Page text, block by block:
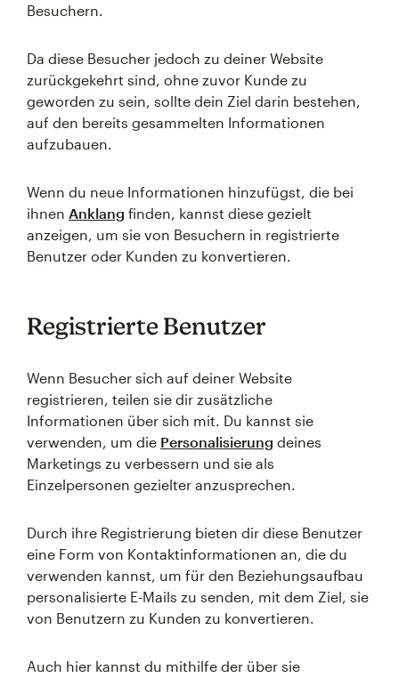
Besuchern.
Da diese Besucher jedoch zu deiner Website
zurückgekehrt sind, ohne zuvor Kunde zu
geworden zu sein, sollte dein Ziel darin bestehen,
auf den bereits gesammelten Informationen
aufzubauen.
Wenn du neue Informationen hinzufügst, die bei
ihnen Anklang finden, kannst diese gezielt
anzeigen, um sie von Besuchern in registrierte
Benutzer oder Kunden zu konvertieren.
Registrierte Benutzer
Wenn Besucher sich auf deiner Website
registrieren, teilen sie dir zusätzliche
Informationen über sich mit. Du kannst sie
verwenden, um die Personalisierung deines
Marketings zu verbessern und sie als
Einzelpersonen gezielter anzusprechen.
Durch ihre Registrierung bieten dir diese Benutzer
eine Form von Kontaktinformationen an, die du
verwenden kannst, um für den Beziehungsaufbau
personalisierte E-Mails zu senden, mit dem Ziel, sie
von Benutzern zu Kunden zu konvertieren.
Auch hier kannst du mithilfe der über sie